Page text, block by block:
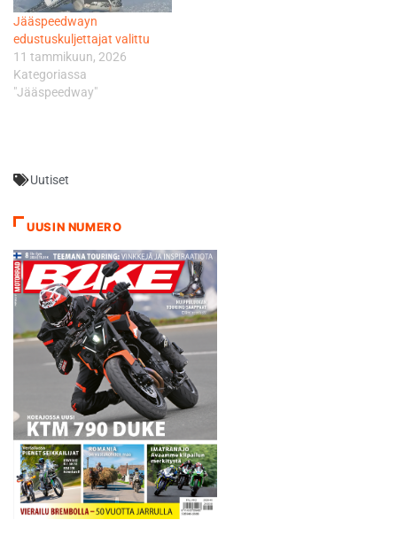
Jääspeedwayn
edustuskuljettajat valittu
11 tammikuun, 2026
Kategoriassa
"Jääspeedway"
Uutiset
UUSIN NUMERO